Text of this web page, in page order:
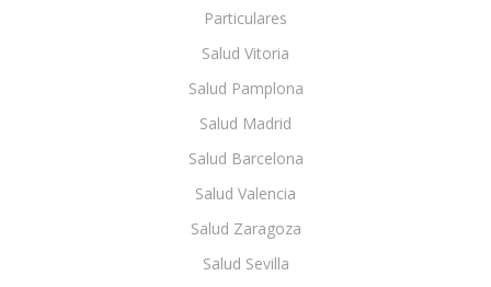
Particulares
Salud Vitoria
Salud Pamplona
Salud Madrid
Salud Barcelona
Salud Valencia
Salud Zaragoza
Salud Sevilla